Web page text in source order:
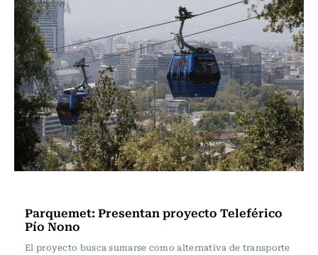
Parquemet: Presentan proyecto Teleférico
Pío Nono
El proyecto busca sumarse como alternativa de transporte